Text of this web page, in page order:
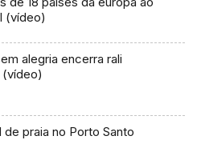
(vídeo)
alegria encerra rali
de praia no Porto Santo